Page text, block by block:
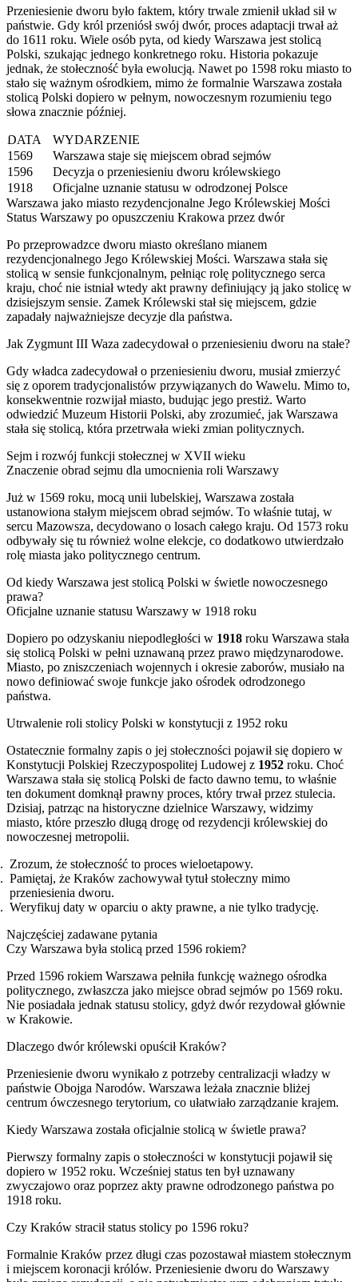
Przeniesienie dworu było faktem, który trwale zmienił układ sił w
państwie. Gdy król przeniósł swój dwór, proces adaptacji trwał aż
do 1611 roku. Wiele osób pyta, od kiedy Warszawa jest stolicą
Polski, szukając jednego konkretnego roku. Historia pokazuje
jednak, że stołeczność była ewolucją. Nawet po 1598 roku miasto to
stało się ważnym ośrodkiem, mimo że formalnie Warszawa została
stolicą Polski dopiero w pełnym, nowoczesnym rozumieniu tego
słowa znacznie później.
DATA
WYDARZENIE
1569
Warszawa staje się miejscem obrad sejmów
1596
Decyzja o przeniesieniu dworu królewskiego
1918
Oficjalne uznanie statusu w odrodzonej Polsce
Warszawa jako miasto rezydencjonalne Jego Królewskiej Mości
Status Warszawy po opuszczeniu Krakowa przez dwór
Po przeprowadzce dworu miasto określano mianem
rezydencjonalnego Jego Królewskiej Mości. Warszawa stała się
stolicą w sensie funkcjonalnym, pełniąc rolę politycznego serca
kraju, choć nie istniał wtedy akt prawny definiujący ją jako stolicę w
dzisiejszym sensie. Zamek Królewski stał się miejscem, gdzie
zapadały najważniejsze decyzje dla państwa.
Jak Zygmunt III Waza zadecydował o przeniesieniu dworu na stałe?
Gdy władca zadecydował o przeniesieniu dworu, musiał zmierzyć
się z oporem tradycjonalistów przywiązanych do Wawelu. Mimo to,
konsekwentnie rozwijał miasto, budując jego prestiż. Warto
odwiedzić Muzeum Historii Polski, aby zrozumieć, jak Warszawa
stała się stolicą, która przetrwała wieki zmian politycznych.
Sejm i rozwój funkcji stołecznej w XVII wieku
Znaczenie obrad sejmu dla umocnienia roli Warszawy
Już w 1569 roku, mocą unii lubelskiej, Warszawa została
ustanowiona stałym miejscem obrad sejmów. To właśnie tutaj, w
sercu Mazowsza, decydowano o losach całego kraju. Od 1573 roku
odbywały się tu również wolne elekcje, co dodatkowo utwierdzało
rolę miasta jako politycznego centrum.
Od kiedy Warszawa jest stolicą Polski w świetle nowoczesnego
prawa?
Oficjalne uznanie statusu Warszawy w 1918 roku
Dopiero po odzyskaniu niepodległości w 1918 roku Warszawa stała
się stolicą Polski w pełni uznawaną przez prawo międzynarodowe.
Miasto, po zniszczeniach wojennych i okresie zaborów, musiało na
nowo definiować swoje funkcje jako ośrodek odrodzonego
państwa.
Utrwalenie roli stolicy Polski w konstytucji z 1952 roku
Ostatecznie formalny zapis o jej stołeczności pojawił się dopiero w
Konstytucji Polskiej Rzeczypospolitej Ludowej z 1952 roku. Choć
Warszawa stała się stolicą Polski de facto dawno temu, to właśnie
ten dokument domknął prawny proces, który trwał przez stulecia.
Dzisiaj, patrząc na historyczne dzielnice Warszawy, widzimy
miasto, które przeszło długą drogę od rezydencji królewskiej do
nowoczesnej metropolii.
Zrozum, że stołeczność to proces wieloetapowy.
Pamiętaj, że Kraków zachowywał tytuł stołeczny mimo
przeniesienia dworu.
Weryfikuj daty w oparciu o akty prawne, a nie tylko tradycję.
Najczęściej zadawane pytania
Czy Warszawa była stolicą przed 1596 rokiem?
Przed 1596 rokiem Warszawa pełniła funkcję ważnego ośrodka
politycznego, zwłaszcza jako miejsce obrad sejmów po 1569 roku.
Nie posiadała jednak statusu stolicy, gdyż dwór rezydował głównie
w Krakowie.
Dlaczego dwór królewski opuścił Kraków?
Przeniesienie dworu wynikało z potrzeby centralizacji władzy w
państwie Obojga Narodów. Warszawa leżała znacznie bliżej
centrum ówczesnego terytorium, co ułatwiało zarządzanie krajem.
Kiedy Warszawa została oficjalnie stolicą w świetle prawa?
Pierwszy formalny zapis o stołeczności w konstytucji pojawił się
dopiero w 1952 roku. Wcześniej status ten był uznawany
zwyczajowo oraz poprzez akty prawne odrodzonego państwa po
1918 roku.
Czy Kraków stracił status stolicy po 1596 roku?
Formalnie Kraków przez długi czas pozostawał miastem stołecznym
i miejscem koronacji królów. Przeniesienie dworu do Warszawy